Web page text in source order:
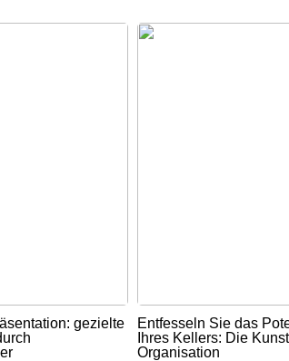
gezielte
Entfesseln Sie das
Ihres Kellers: Die
Organisation